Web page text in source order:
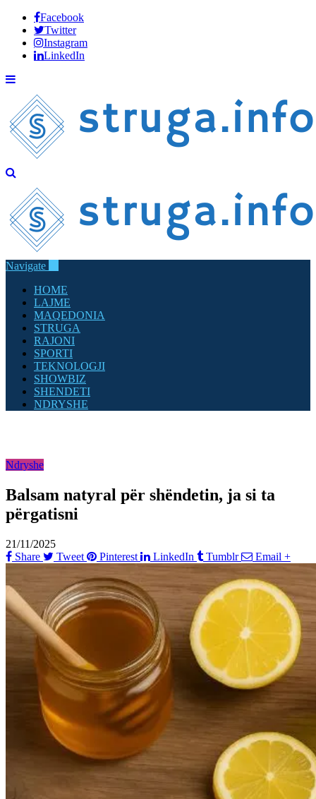
Facebook
Twitter
Instagram
LinkedIn
Navigate
HOME
LAJME
MAQEDONIA
STRUGA
RAJONI
SPORTI
TEKNOLOGJI
SHOWBIZ
SHENDETI
NDRYSHE
Ndryshe
Balsam natyral për shëndetin, ja si ta
përgatisni
21/11/2025
Share
Tweet Pinterest LinkedIn Tumblr Email +